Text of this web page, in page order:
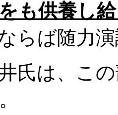
も供養し
らば随力
氏は、こ